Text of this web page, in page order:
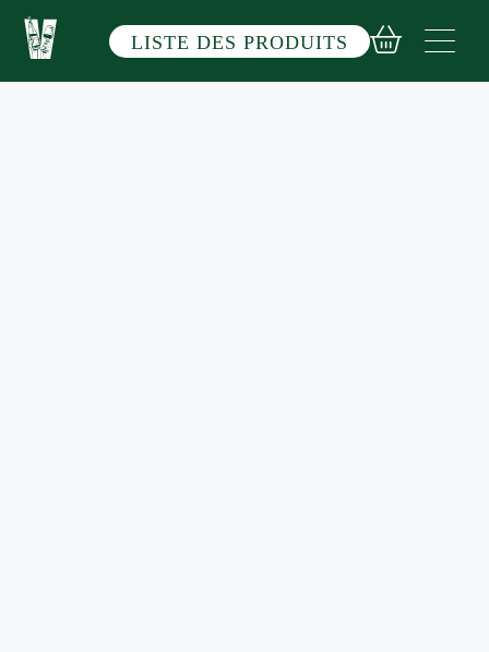
Aller
contenu
LISTE DES PRODUITS